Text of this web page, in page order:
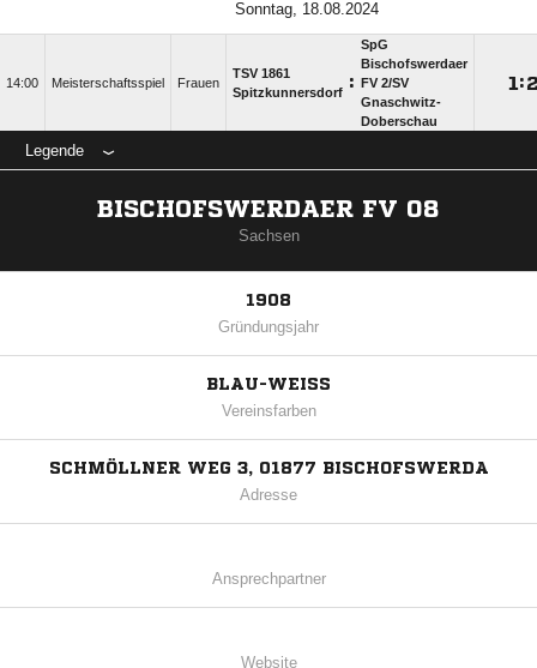
Sonntag, 18.08.2024
14:00 Meisterschaftsspiel Frauen
TSV 1861
Spitzkunnersdorf :
SpG
Bischofswerdaer
FV 2/​SV
Gnaschwitz-
Doberschau
:
Legende
BISCHOFSWERDAER FV 08
Sachsen
1908
Gründungsjahr
BLAU-WEISS
Vereinsfarben
SCHMÖLLNER WEG 3, 01877 BISCHOFSWERDA
Adresse
Ansprechpartner
Website